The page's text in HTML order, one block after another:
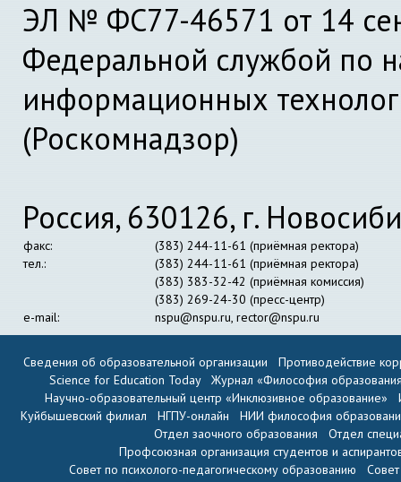
ЭЛ № ФС77-46571 от 14
Федеральной службой по
информационных
(Роскомнадзор)
Россия, 630126, г.
факс:
(383) 244-11-61 (приёмная ректора)
тел.:
(383) 244-11-61 (приёмная ректора)
(383) 383-32-42 (приёмная комиссия)
(383) 269-24-30 (пресс-центр)
e-mail:
nspu@nspu.ru, rector@nspu.ru
Сведения об образовательной организации
Противодействие
Science for Education Today
Журнал «Философия
Научно-образовательный центр «Инклюзивное образование»
Куйбышевский филиал
НГПУ-онлайн
НИИ философия
Отдел заочного образования
Отдел
Профсоюзная организация студентов и
Совет по психолого-педагогическому образованию